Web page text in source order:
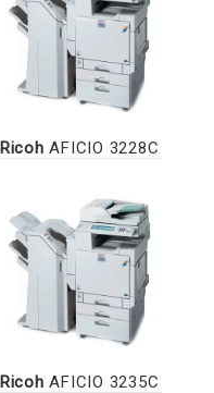
Ricoh AFICIO 3228C
Ricoh AFICIO 3235C